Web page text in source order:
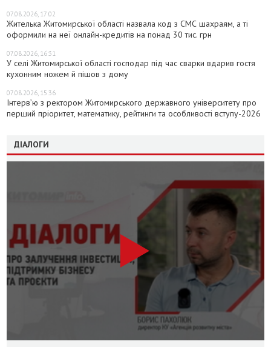
07.08.2026, 17:02
Жителька Житомирської області назвала код з СМС шахраям, а ті
оформили на неї онлайн-кредитів на понад 30 тис. грн
07.08.2026, 16:31
У селі Житомирської області господар під час сварки вдарив гостя
кухонним ножем й пішов з дому
07.08.2026, 15:36
Інтерв’ю з ректором Житомирського державного університету про
перший пріоритет, математику, рейтинги та особливості вступу-2026
ДІАЛОГИ